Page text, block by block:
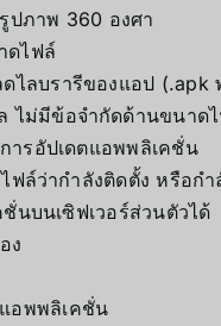
ปภาพ 360 องศา
ดไฟล์
ไลบรารีของแอป
ไม่มีข้อจำกัดด้านขนาด
ารอัปเดตแอพพลิเคชั่น
ล์ว่ากำลังติดตั้ง หรือกำ
นบนเซิฟเวอร์ส่วนตัวได้
ง
อพพลิเคชั่น